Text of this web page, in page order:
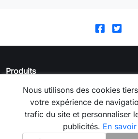
Produits
La boutique
Votre compte
Nous utilisons des cookies
votre expérience de
trafic du site et personnaliser
publicités. En